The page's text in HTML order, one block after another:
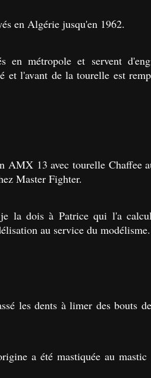
en Algérie jusqu'en 1962.
en métropole et servent
et l'avant de la tourelle est
AMX 13 avec tourelle Chaffee
Master Fighter.
la dois à Patrice qui l'a
au service du
les dents à limer des bouts
a été mastiquée au mastic